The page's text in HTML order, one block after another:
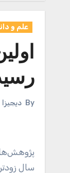
علم و
By دیجیزا
پژوهش‌های جدید نشان می‌دهد که انسان‌ها نخستین بار ۲۶ هزار سال پیش از چین به قاره آمریکا رفته‌اند، به این معنی که ۱۰ هزار
سال